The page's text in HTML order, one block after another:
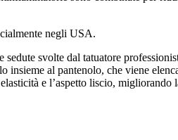
negli USA.
svolte dal tatuatore
al pantenolo, che viene
e l’aspetto liscio, migliorando